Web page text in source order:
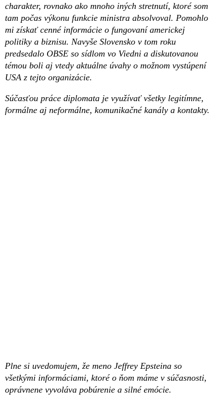
charakter, rovnako ako mnoho iných stretnutí, ktoré som
tam počas výkonu funkcie ministra absolvoval. Pomohlo
mi získať cenné informácie o fungovaní americkej
politiky a biznisu. Navyše Slovensko v tom roku
predsedalo OBSE so sídlom vo Viedni a diskutovanou
témou boli aj vtedy aktuálne úvahy o možnom vystúpení
USA z tejto organizácie.
Súčasťou práce diplomata je využívať všetky legitímne,
formálne aj neformálne, komunikačné kanály a kontakty.
Plne si uvedomujem, že meno Jeffrey Epsteina so
všetkými informáciami, ktoré o ňom máme v súčasnosti,
oprávnene vyvoláva pobúrenie a silné emócie.